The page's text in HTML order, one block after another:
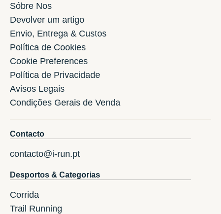
Sóbre Nos
Devolver um artigo
Envio, Entrega & Custos
Política de Cookies
Cookie Preferences
Política de Privacidade
Avisos Legais
Condições Gerais de Venda
Contacto
contacto@i-run.pt
Desportos & Categorias
Corrida
Trail Running